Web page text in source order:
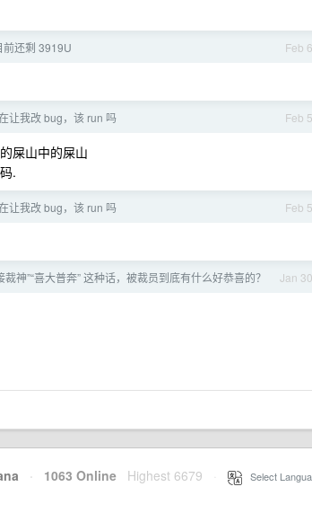
Feb 6
还剩 3919U
Feb 5
让我改 bug，该 run 吗
屎山中的屎山
.
Feb 5
让我改 bug，该 run 吗
Jan 30
神”“喜大普奔” 这种话，被裁员到底有什么好恭喜的？
· 1063 Online Highest 6679 Select